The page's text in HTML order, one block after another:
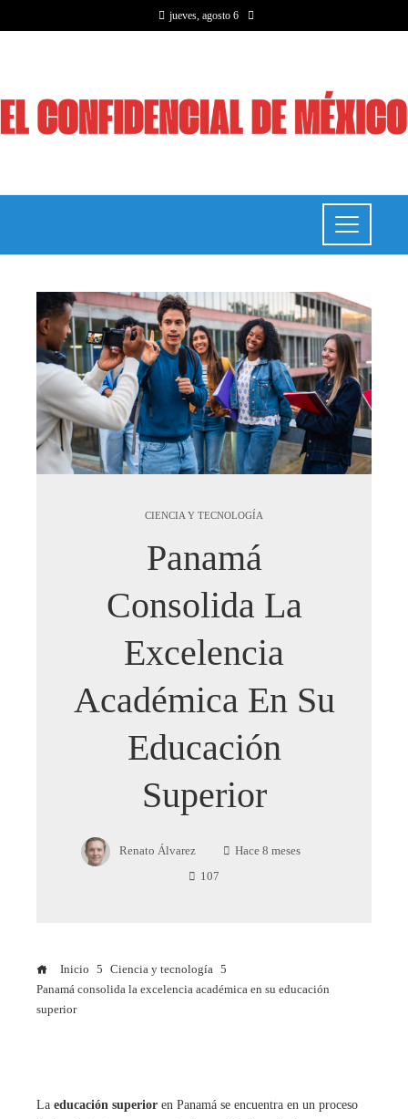
jueves, agosto 6
CIENCIA Y TECNOLOGÍA
Panamá
Consolida La
Excelencia
Académica En Su
Educación
Superior
Renato Álvarez Hace 8 meses
107
Inicio
Ciencia y tecnología
Panamá consolida la excelencia académica en su educación
superior
La educación superior en Panamá se encuentra en un proceso